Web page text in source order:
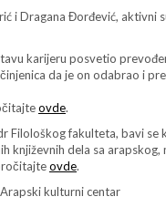
i Dragana Đorđević,
karijeru posvetio
da je on odabrao i
ovde.
Filološkog fakulteta, bavi se
književnih dela sa
ovde.
kulturni centar